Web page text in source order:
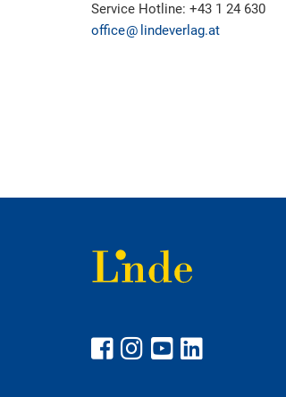
Service Hotline: +43 1 24 630
office
lindeverlag.at